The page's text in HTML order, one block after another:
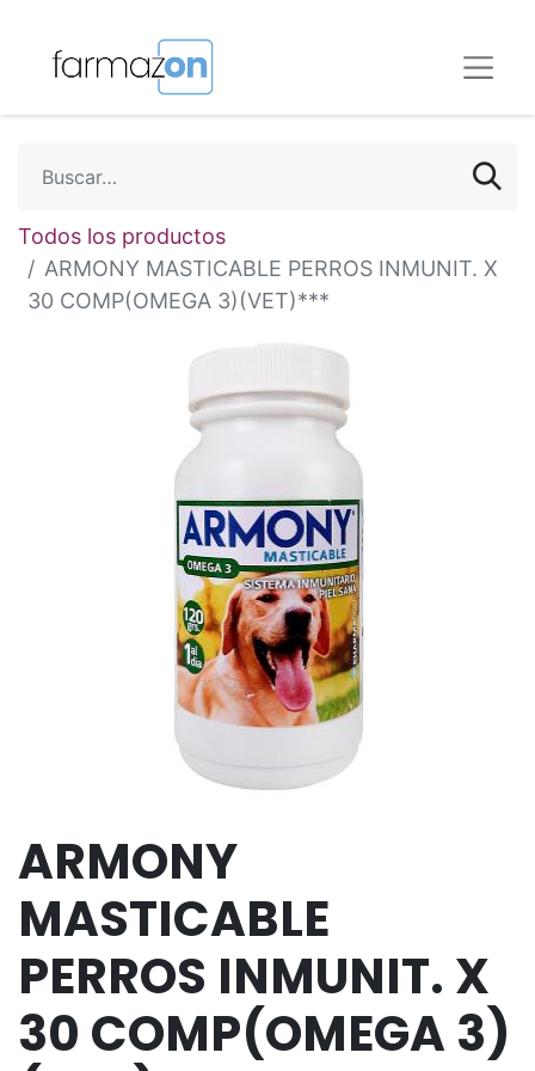
Todos los productos
ARMONY MASTICABLE PERROS INMUNIT. X
30 COMP(OMEGA 3)(VET)***
ARMONY
MASTICABLE
PERROS INMUNIT. X
30 COMP(OMEGA 3)